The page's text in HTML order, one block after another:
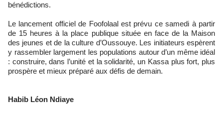
bénédictions.
Le lancement officiel de Foofolaal est prévu ce samedi à partir
de 15 heures à la place publique située en face de la Maison
des jeunes et de la culture d’Oussouye. Les initiateurs espèrent
y rassembler largement les populations autour d’un même idéal
: construire, dans l’unité et la solidarité, un Kassa plus fort, plus
prospère et mieux préparé aux défis de demain.
Habib Léon Ndiaye